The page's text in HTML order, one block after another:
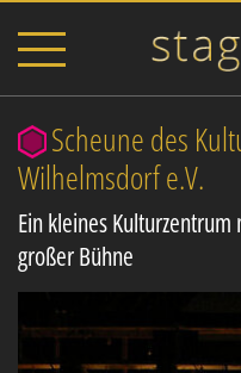
Scheune des
Wilhelmsdorf e.V.
Ein kleines
großer Bühne